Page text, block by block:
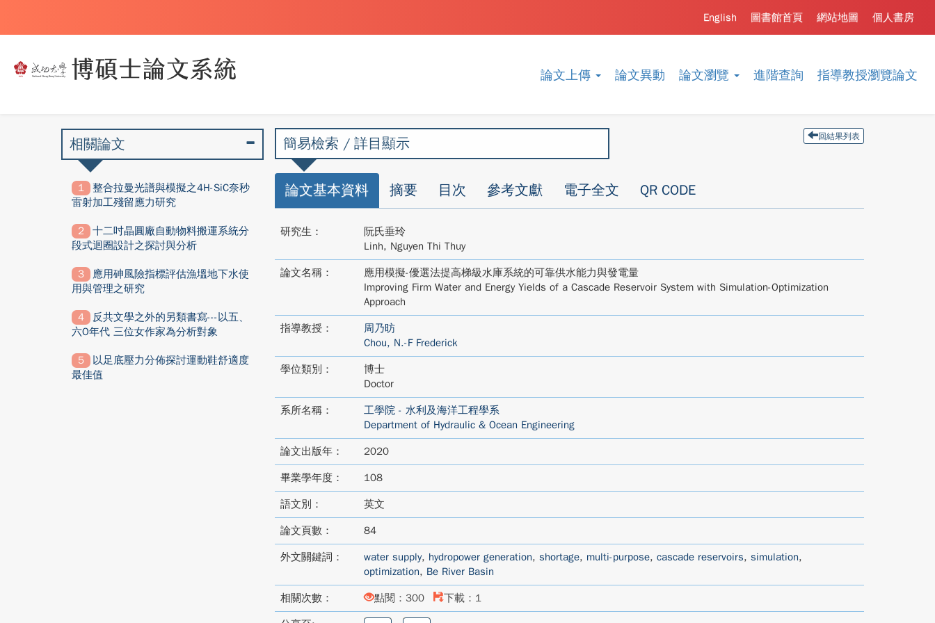
論文上傳 論文異動 論文瀏覽 進階查詢 指導教授瀏覽論文
個人書房
網站地圖
圖書館首頁
English
簡易檢索 / 詳目顯示 回結果列表
論文基本資料 摘要 目次 參考文獻 電子全文 QR CODE
研究生：
阮氏垂玲
Linh, Nguyen Thi Thuy
論文名稱：
應用模擬-優選法提高梯級水庫系統的可靠供水能力與發電量
Improving Firm Water and Energy Yields of a Cascade Reservoir System with Simulation-Optimization
Approach
指導教授：
周乃昉
Chou, N.-F Frederick
學位類別：
博士
Doctor
系所名稱：
工學院 - 水利及海洋工程學系
Department of Hydraulic & Ocean Engineering
論文出版年： 2020
畢業學年度： 108
語文別： 英文
論文頁數： 84
外文關鍵詞： water supply, hydropower generation, shortage, multi-purpose, cascade reservoirs, simulation,
optimization, Be River Basin
相關次數： 點閱：300 下載：1
相關論文
整合拉曼光譜與模擬之4H-SiC奈秒
雷射加工殘留應力研究
十二吋晶圓廠自動物料搬運系統分
段式迴圈設計之探討與分析
應用砷風險指標評估漁塭地下水使
用與管理之研究
反共文學之外的另類書寫---以五、
六O年代 三位女作家為分析對象
以足底壓力分佈探討運動鞋舒適度
最佳值